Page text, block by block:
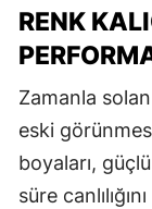
RENK
Zamanla
eski
boyaları,
süre